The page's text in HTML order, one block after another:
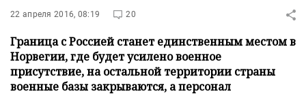
22 апреля 2016, 08:19 20
Граница с Россией станет единственным местом в
Норвегии, где будет усилено военное
присутствие, на остальной территории страны
военные базы закрываются, а персонал